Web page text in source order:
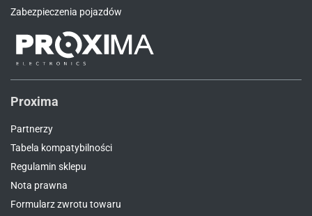
Zabezpieczenia pojazdów
Proxima
Partnerzy
Tabela kompatybilności
Regulamin sklepu
Nota prawna
Formularz zwrotu towaru